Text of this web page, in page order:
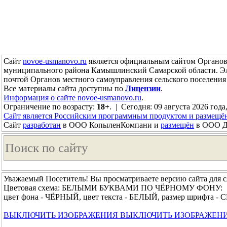
Сайт novoe-usmanovo.ru является официальным сайтом
муниципального района Камышлинский Самарской области.
почтой Органов местного самоуправления сельского
Все материалы сайта доступны по Лицензии.
Информация о сайте novoe-usmanovo.ru.
Ограничение по возрасту: 18+. | Сегодня: 09 августа 2026
Сайт является Российским программным продуктом и
Сайт разработан в ООО КопыленКомпани и размещён в ООО
Уважаемый Посетитель! Вы просматриваете версию сайта для
Цветовая схема: БЕЛЫМИ БУКВАМИ ПО ЧЁРНОМУ ФОНУ:
цвет фона - ЧЁРНЫЙ, цвет текста - БЕЛЫЙ, размер шрифта
ВЫКЛЮЧИТЬ ИЗОБРАЖЕНИЯ ВЫКЛЮЧИТЬ